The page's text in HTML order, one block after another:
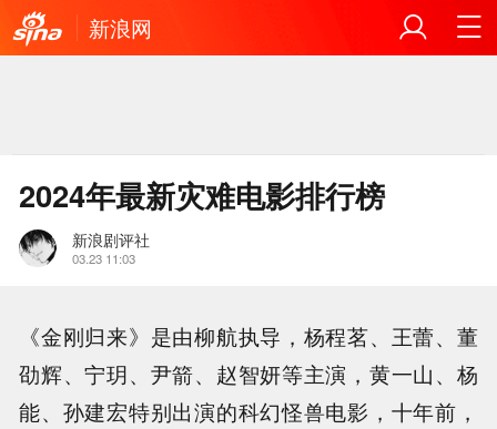
新浪网
2024年最新灾难电影排行榜
新浪剧评社
03.23 11:03
《金刚归来》是由柳航执导，杨程茗、王蕾、董
劭辉、宁玥、尹箭、赵智妍等主演，黄一山、杨
能、孙建宏特别出演的科幻怪兽电影，十年前，